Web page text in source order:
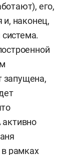
его,
и, наконец,
запущена,
в рамках